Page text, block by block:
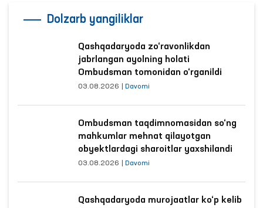
Dolzarb yangiliklar
Qashqadaryoda zo‘ravonlikdan
jabrlangan ayolning holati
Ombudsman tomonidan o‘rganildi
03.08.2026 Davomi
Ombudsman taqdimnomasidan so‘ng
mahkumlar mehnat qilayotgan
obyektlardagi sharoitlar yaxshilandi
03.08.2026 Davomi
Qashqadaryoda murojaatlar ko‘p kelib